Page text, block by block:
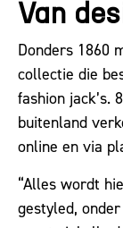
Van
Donders 1860
collectie die
fashion jack’s.
buitenland
online en via
“Alles wordt
gestyled,